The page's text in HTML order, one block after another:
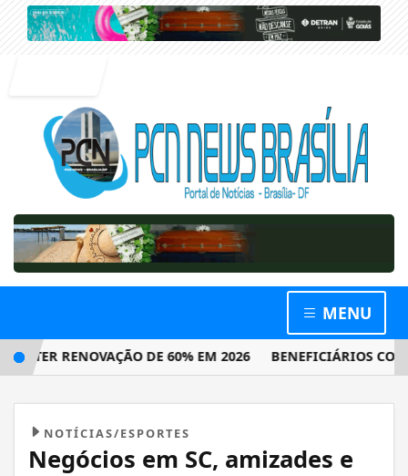
MENU
TER RENOVAÇÃO DE 60% EM 2026 BENEFICIÁRIOS COM
NOTÍCIAS/ESPORTES
Negócios em SC, amizades e